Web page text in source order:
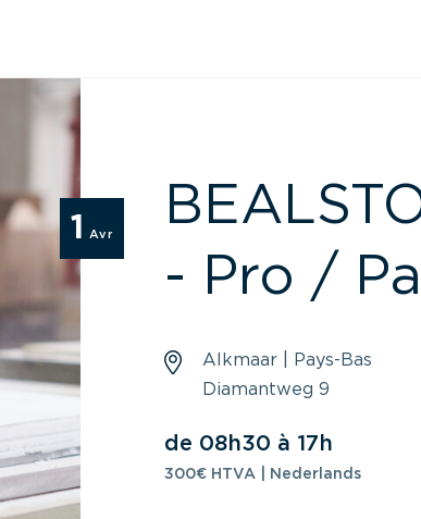
1 Avr
- Pro /
Alkmaar | Pays-Bas
Diamantweg 9
de 08h30 à 17h
300€ HTVA | Nederlands